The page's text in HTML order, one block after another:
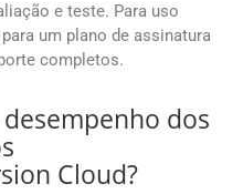
e teste. Para uso
um plano de assinatura
completos.
dos
Cloud?